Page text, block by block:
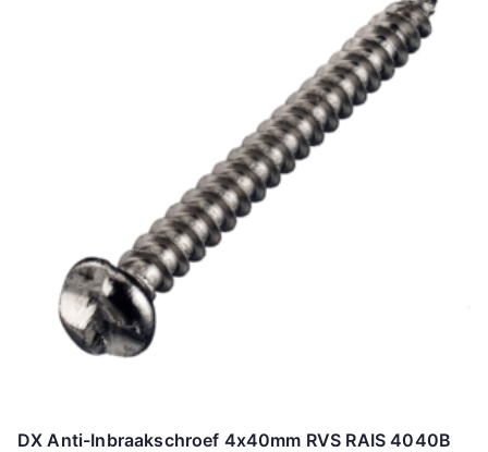
DX Anti-Inbraakschroef 4x40mm RVS RAIS 4040B